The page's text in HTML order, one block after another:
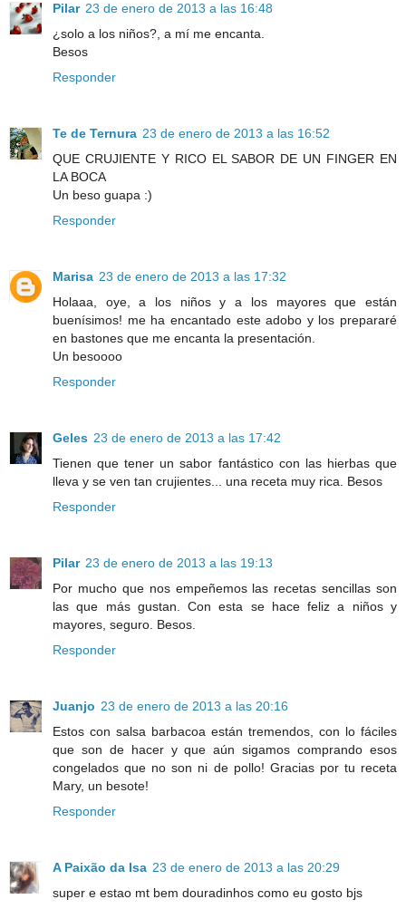
Pilar 23 de enero de 2013 a las 16:48
¿solo a los niños?, a mí me encanta.
Besos
Responder
Te de Ternura 23 de enero de 2013 a las 16:52
QUE CRUJIENTE Y RICO EL SABOR DE UN FINGER EN
LA BOCA
Un beso guapa :)
Responder
Marisa 23 de enero de 2013 a las 17:32
Holaaa, oye, a los niños y a los mayores que están
buenísimos! me ha encantado este adobo y los prepararé
en bastones que me encanta la presentación.
Un besoooo
Responder
Geles 23 de enero de 2013 a las 17:42
Tienen que tener un sabor fantástico con las hierbas que
lleva y se ven tan crujientes... una receta muy rica. Besos
Responder
Pilar 23 de enero de 2013 a las 19:13
Por mucho que nos empeñemos las recetas sencillas son
las que más gustan. Con esta se hace feliz a niños y
mayores, seguro. Besos.
Responder
Juanjo 23 de enero de 2013 a las 20:16
Estos con salsa barbacoa están tremendos, con lo fáciles
que son de hacer y que aún sigamos comprando esos
congelados que no son ni de pollo! Gracias por tu receta
Mary, un besote!
Responder
A Paixão da Isa 23 de enero de 2013 a las 20:29
super e estao mt bem douradinhos como eu gosto bjs